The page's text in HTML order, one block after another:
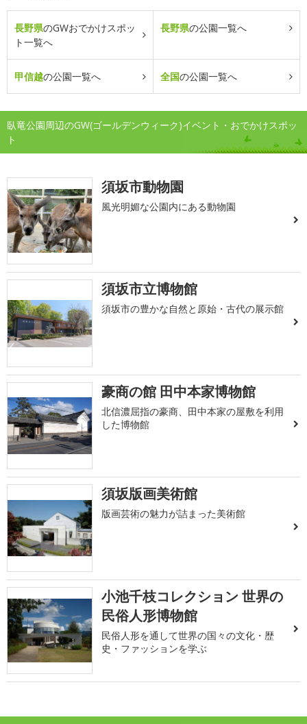
長野県のGWおでかけスポッ
ト一覧へ
長野県の公園一覧へ
甲信越の公園一覧へ 全国の公園一覧へ
臥竜公園周辺のGW(ゴールデンウィーク)イベント・おでかけスポッ
ト
須坂市動物園
風光明媚な公園内にある動物園
須坂市立博物館
須坂市の豊かな自然と原始・古代の展示館
豪商の館 田中本家博物館
北信濃屈指の豪商、田中本家の屋敷を利用
した博物館
須坂版画美術館
版画芸術の魅力が詰まった美術館
小池千枝コレクション 世界の
民俗人形博物館
民俗人形を通して世界の国々の文化・歴
史・ファッションを学ぶ